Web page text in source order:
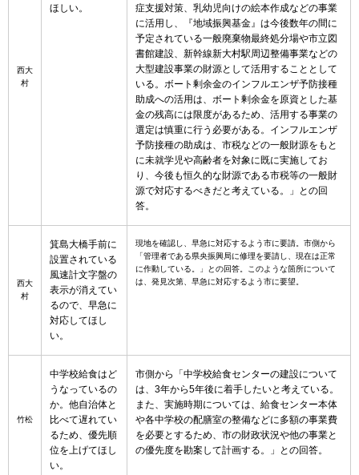
西大
村
ほしい。
症支援対策、乳幼児向けの絵本作成などの事業
に活用し、『地域振興基金』は今後数年の間に
予定されている一般廃棄物最終処分場や市立図
書館建設、新幹線新大村駅周辺整備事業などの
大型建設事業の財源として活用することとして
いる。ボート剰余金のインフルエンザ予防接種
助成への活用は、ボート剰余金を原資とした基
金の残高には限度があるため、活用する事業の
選定は慎重に行う必要がある。インフルエンザ
予防接種の助成は、市税などの一般財源をもと
に未就学児や高齢者を対象に既に実施してお
り、今後も恒久的な財源である市税等の一般財
源で対応するべきだと考えている。」との回
答。
西大
村
箕島大橋手前に
設置されている
風速計文字盤の
表示が消えてい
るので、早急に
対応してほし
い。
現地を確認し、早急に対応するよう市に要請。市側から
「管理者である県央振興局に修理を要請し、現在は正常
に作動している。」との回答。このような箇所について
は、発見次第、早急に対応するよう市に要望。
竹松
中学校給食はど
うなっているの
か。他自治体と
比べて遅れてい
るため、優先順
位を上げてほし
い。
市側から「中学校給食センターの建設について
は、3年から5年後に着手したいと考えている。
また、実施時期については、給食センター本体
や各中学校の配膳室の整備などに多額の事業費
を必要とするため、市の財政状況や他の事業と
の優先度を勘案して計画する。」との回答。